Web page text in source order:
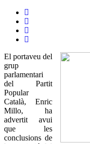
El portaveu del
grup
parlamentari
del Partit
Popular
Català, Enric
Millo, ha
advertit avui
que les
conclusions de